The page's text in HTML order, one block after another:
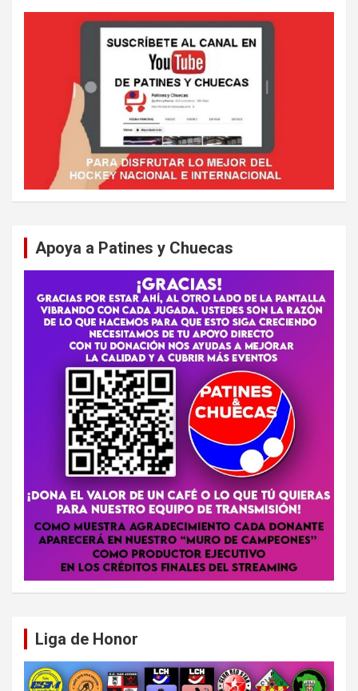
Apoya a Patines y Chuecas
Liga de Honor